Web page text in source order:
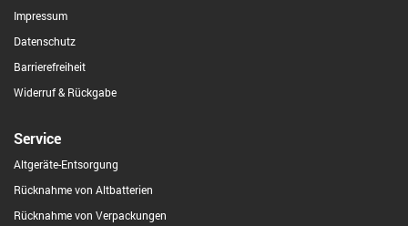
Impressum
Datenschutz
Barrierefreiheit
Widerruf & Rückgabe
Service
Altgeräte-Entsorgung
Rücknahme von Altbatterien
Rücknahme von Verpackungen